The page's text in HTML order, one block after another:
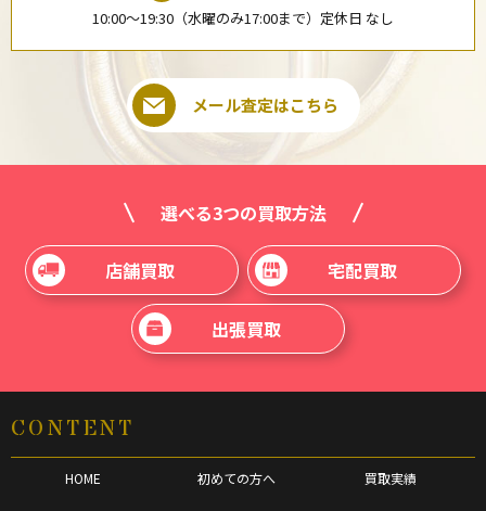
10:00〜19:30（水曜のみ17:00まで）定休日 なし
メール査定はこちら
選べる3つの買取方法
店舗買取 宅配買取
出張買取
CONTENT
HOME 初めての方へ 買取実績